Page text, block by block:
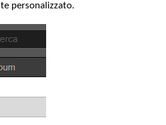
personalizzato.